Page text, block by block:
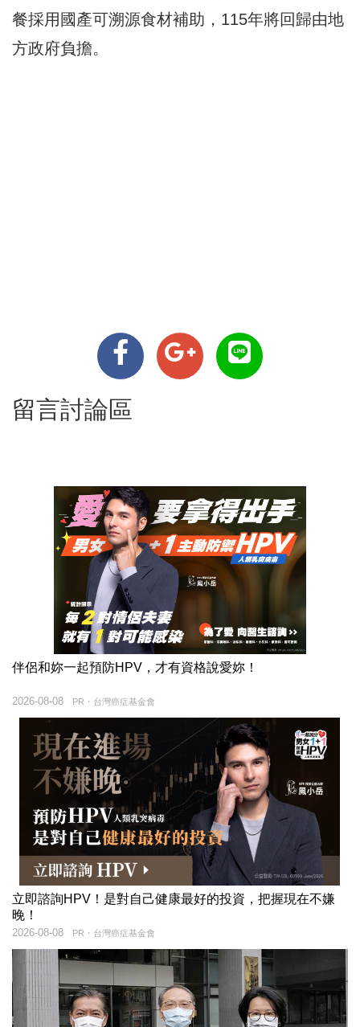
餐採用國產可溯源食材補助，115年將回歸由地
方政府負擔。
留言討論區
伴侶和妳一起預防HPV，才有資格說愛妳！
PR・台灣癌症基金會
2026-08-08
立即諮詢HPV！是對自己健康最好的投資，把握現在不嫌
晚！
PR・台灣癌症基金會
2026-08-08